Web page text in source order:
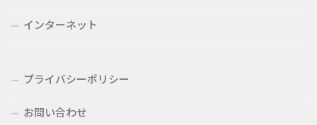
インターネット
プライバシーポリシー
お問い合わせ